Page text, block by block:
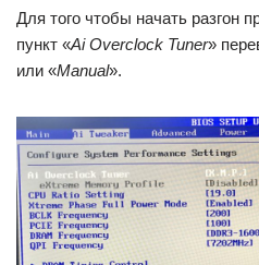
Для того чтобы начать разгон
пункт «Ai Overclock Tuner»
или «Manual».